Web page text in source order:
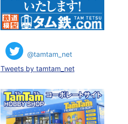
@tamtam_net
Tweets by tamtam_net